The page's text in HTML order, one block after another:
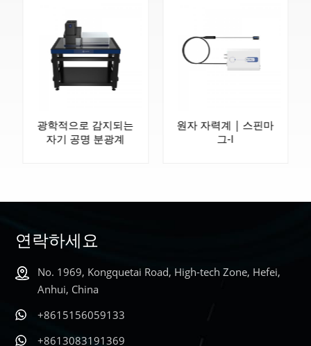
광학적으로 감지되는
자기 공명 분광계
더 알아보기
원자 자력계 | 스핀마
그-I
연락하세요
No. 1969, Kongquetai Road, High-tech Zone, Hefei,
Anhui, China
+8615156059133
+8613083191369